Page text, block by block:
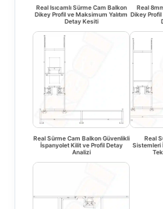
Real Isıcamlı Sürme Cam Balkon
Dikey Profil ve Maksimum Yalıtım
Detay Kesiti
Real
Dikey Profil
Real Sürme Cam Balkon Güvenlikli
İspanyolet Kilit ve Profil Detay
Analizi
Real
Sistemleri